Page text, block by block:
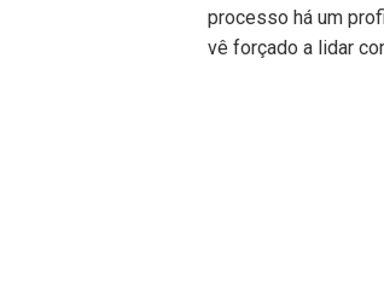
processo há um
vê forçado a lidar